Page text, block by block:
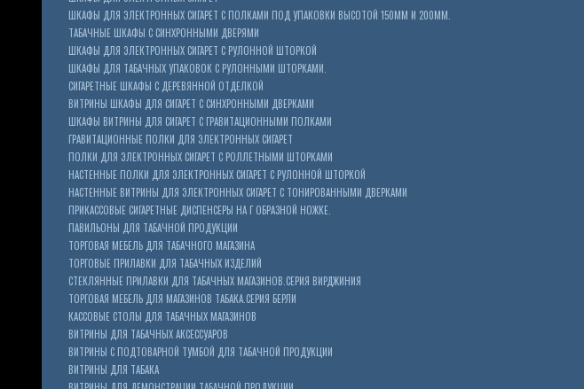
ШКАФЫ ДЛЯ ЭЛЕКТРОННЫХ СИГАРЕТ С ПОЛКАМИ ПОД УПАКОВКИ ВЫСОТОЙ 150ММ И 200ММ.
ТАБАЧНЫЕ ШКАФЫ С СИНХРОННЫМИ ДВЕРЯМИ
ШКАФЫ ДЛЯ ЭЛЕКТРОННЫХ СИГАРЕТ С РУЛОННОЙ ШТОРКОЙ
ШКАФЫ ДЛЯ ТАБАЧНЫХ УПАКОВОК С РУЛОННЫМИ ШТОРКАМИ.
СИГАРЕТНЫЕ ШКАФЫ С ДЕРЕВЯННОЙ ОТДЕЛКОЙ
ВИТРИНЫ ШКАФЫ ДЛЯ СИГАРЕТ С СИНХРОННЫМИ ДВЕРКАМИ
ШКАФЫ ВИТРИНЫ ДЛЯ СИГАРЕТ С ГРАВИТАЦИОННЫМИ ПОЛКАМИ
ГРАВИТАЦИОННЫЕ ПОЛКИ ДЛЯ ЭЛЕКТРОННЫХ СИГАРЕТ
ПОЛКИ ДЛЯ ЭЛЕКТРОННЫХ СИГАРЕТ С РОЛЛЕТНЫМИ ШТОРКАМИ
НАСТЕННЫЕ ПОЛКИ ДЛЯ ЭЛЕКТРОННЫХ СИГАРЕТ С РУЛОННОЙ ШТОРКОЙ
НАСТЕННЫЕ ВИТРИНЫ ДЛЯ ЭЛЕКТРОННЫХ СИГАРЕТ С ТОНИРОВАННЫМИ ДВЕРКАМИ
ПРИКАССОВЫЕ СИГАРЕТНЫЕ ДИСПЕНСЕРЫ НА Г ОБРАЗНОЙ НОЖКЕ.
ПАВИЛЬОНЫ ДЛЯ ТАБАЧНОЙ ПРОДУКЦИИ
ТОРГОВАЯ МЕБЕЛЬ ДЛЯ ТАБАЧНОГО МАГАЗИНА
ТОРГОВЫЕ ПРИЛАВКИ ДЛЯ ТАБАЧНЫХ ИЗДЕЛИЙ
СТЕКЛЯННЫЕ ПРИЛАВКИ ДЛЯ ТАБАЧНЫХ МАГАЗИНОВ.СЕРИЯ ВИРДЖИНИЯ
ТОРГОВАЯ МЕБЕЛЬ ДЛЯ МАГАЗИНОВ ТАБАКА.СЕРИЯ БЕРЛИ
КАССОВЫЕ СТОЛЫ ДЛЯ ТАБАЧНЫХ МАГАЗИНОВ
ВИТРИНЫ ДЛЯ ТАБАЧНЫХ АКСЕССУАРОВ
ВИТРИНЫ С ПОДТОВАРНОЙ ТУМБОЙ ДЛЯ ТАБАЧНОЙ ПРОДУКЦИИ
ВИТРИНЫ ДЛЯ ТАБАКА